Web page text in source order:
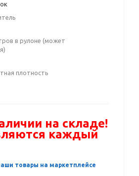
в рулоне (может
плотность
на складе!
каждый
товары на маркетплейсе